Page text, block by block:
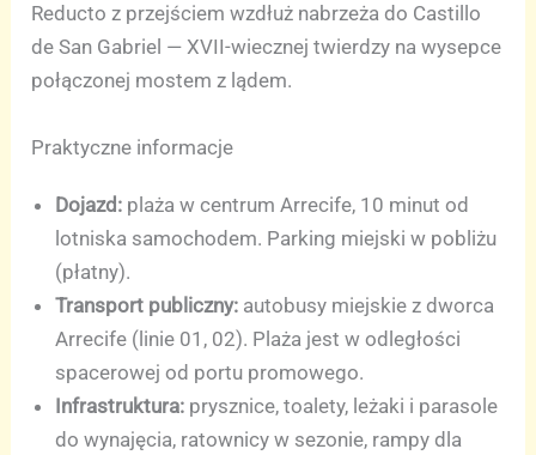
Reducto z przejściem wzdłuż nabrzeża do Castillo
de San Gabriel — XVII-wiecznej twierdzy na wysepce
połączonej mostem z lądem.
Praktyczne informacje
Dojazd: plaża w centrum Arrecife, 10 minut od
lotniska samochodem. Parking miejski w pobliżu
(płatny).
Transport publiczny: autobusy miejskie z dworca
Arrecife (linie 01, 02). Plaża jest w odległości
spacerowej od portu promowego.
Infrastruktura: prysznice, toalety, leżaki i parasole
do wynajęcia, ratownicy w sezonie, rampy dla